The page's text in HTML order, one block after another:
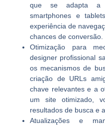
que se adapta a
smartphones e
experiência de
chances de conversão.
Otimização para
designer profissional
os mecanismos de
criação de URLs
chave relevantes e a
um site otimizado,
resultados de busca e
Atualizações e